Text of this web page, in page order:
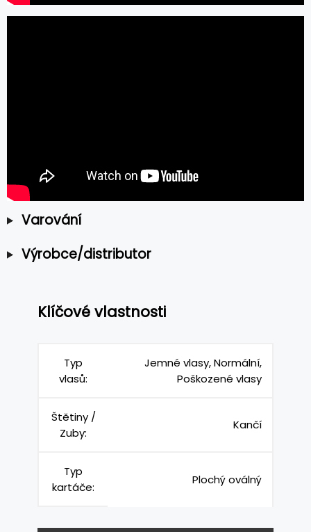
Varování
Výrobce/distributor
Klíčové vlastnosti
Typ
vlasů:
Jemné vlasy, Normální,
Poškozené vlasy
Štětiny /
Zuby:
Kančí
Typ
kartáče:
Plochý oválný